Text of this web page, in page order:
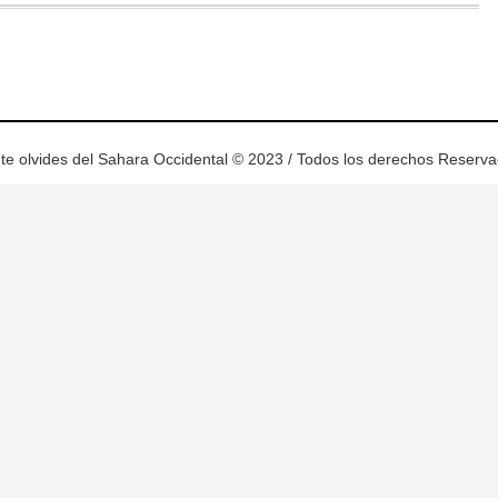
olvides del Sahara Occidental © 2023 / Todos los derechos